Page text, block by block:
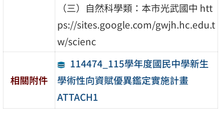
（三）自然科學類：本市光武國中 htt
ps://sites.google.com/gwjh.hc.edu.t
w/scienc
相關附件
114474_115學年度國民中學新生
學術性向資賦優異鑑定實施計畫
ATTACH1